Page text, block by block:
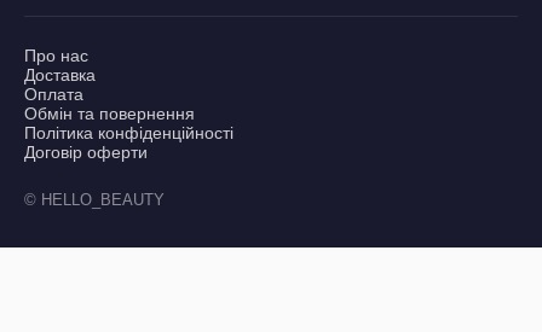
Про нас
Доставка
Оплата
Обмін та повернення
Політика конфіденційності
Договір оферти
© HELLO_BEAUTY